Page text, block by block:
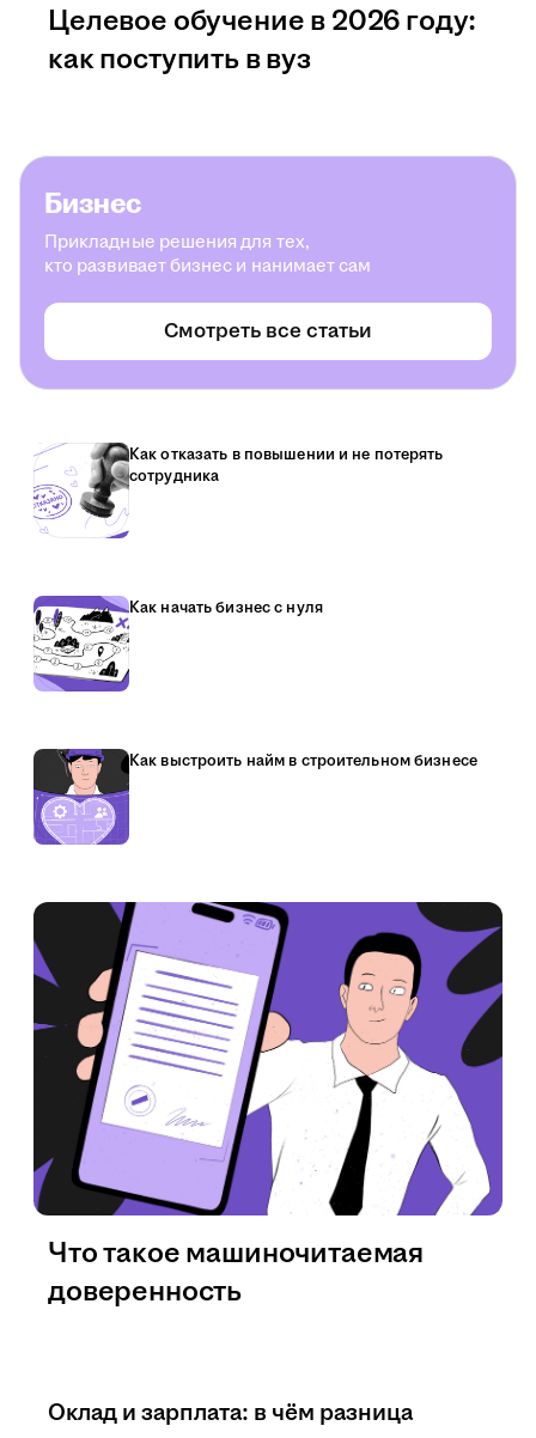
Целевое обучение в 2026 году:
как поступить в вуз
Бизнес
Прикладные решения для тех,
кто развивает бизнес и нанимает сам
Смотреть все статьи
Как отказать в повышении и не потерять
сотрудника
Как начать бизнес с нуля
Как выстроить найм в строительном бизнесе
Оклад и зарплата: в чём разница
Что такое машиночитаемая
доверенность